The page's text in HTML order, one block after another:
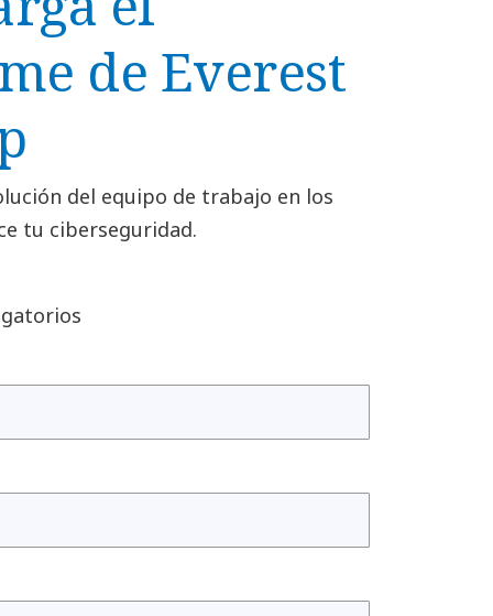
de Everest
del equipo de trabajo en los
tu ciberseguridad.